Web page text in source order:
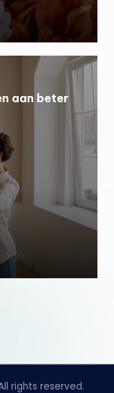
aan beter
rights reserved.